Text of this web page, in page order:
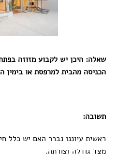
שאלה: היכן יש לקבוע מזוזה
הכניסה מהבית למרפסת או בימין
תשובה:
ראשית עיוננו נברר האם יש כלל
מצד גודלה וצורתה.